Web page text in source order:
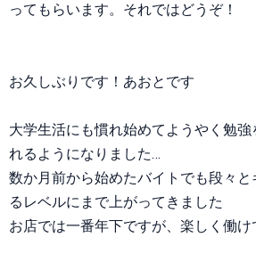
ってもらいます。それではどうぞ！
お久しぶりです！あおとです
大学生活にも慣れ始めてようやく勉
れるようになりました…
数か月前から始めたバイトでも段々
るレベルにまで上がってきました
お店では一番年下ですが、楽しく働け